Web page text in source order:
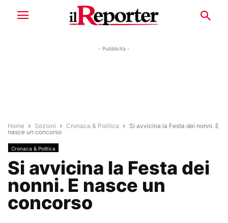
- Pubblicità -
Home Sezioni Cronaca & Politica
Si avvicina la Festa dei nonni. E
nasce un concorso
Cronaca & Politica
Si avvicina la Festa dei
nonni. E nasce un
concorso